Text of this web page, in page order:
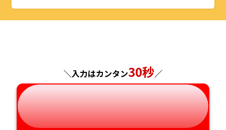
山形県
千葉県
福井県
岐阜県
静岡県
京都府
奈良県
和歌山県
島根県
山口県
徳島県
福岡県
熊本県
大分県
＼入力はカンタン30秒／